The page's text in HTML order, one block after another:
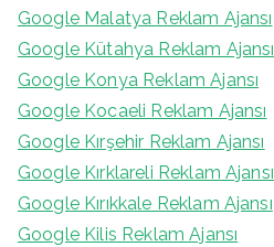
Google Malatya Reklam Ajansı
Google Kütahya Reklam Ajansı
Google Konya Reklam Ajansı
Google Kocaeli Reklam Ajansı
Google Kırşehir Reklam Ajansı
Google Kırklareli Reklam Ajansı
Google Kırıkkale Reklam Ajansı
Google Kilis Reklam Ajansı